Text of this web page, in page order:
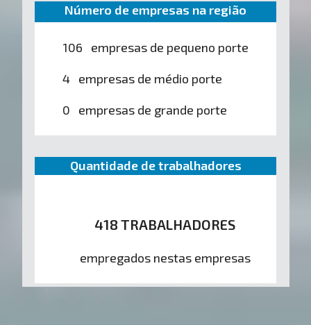
Número de empresas na região
106 empresas de pequeno porte
4 empresas de médio porte
0 empresas de grande porte
Quantidade de trabalhadores
418 TRABALHADORES
empregados nestas empresas